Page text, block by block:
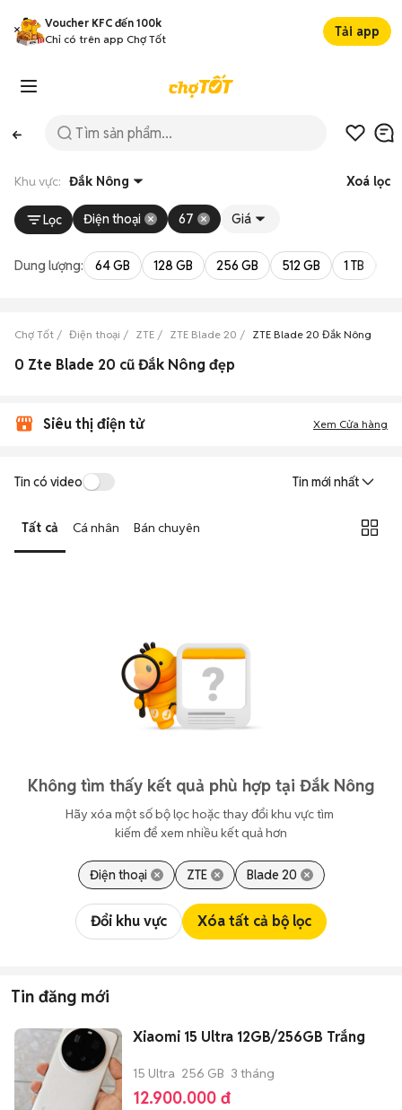
Voucher KFC đến 100k
Chỉ có trên app Chợ Tốt
Tải app
Khu vực: Đắk Nông Xoá lọc
Lọc Điện thoại 67 Giá
Dung lượng: 64 GB 128 GB 256 GB 512 GB 1 TB
Chợ Tốt Điện thoại ZTE ZTE Blade 20 ZTE Blade 20 Đắk Nông
0 Zte Blade 20 cũ Đắk Nông đẹp
Siêu thị điện tử Xem Cửa hàng
Tin có video Tin mới nhất
Tất cả Cá nhân Bán chuyên
Không tìm thấy kết quả phù hợp tại Đắk Nông
Hãy xóa một số bộ lọc hoặc thay đổi khu vực tìm
kiếm để xem nhiều kết quả hơn
Điện thoại ZTE Blade 20
Đổi khu vực Xóa tất cả bộ lọc
Tin đăng mới
Xiaomi 15 Ultra 12GB/256GB Trắng
15 Ultra 256 GB 3 tháng
12.900.000 đ